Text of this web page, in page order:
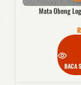
Mata Obeng
BACA